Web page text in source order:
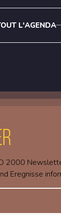
L'AGENDA
2000
Eregnisse